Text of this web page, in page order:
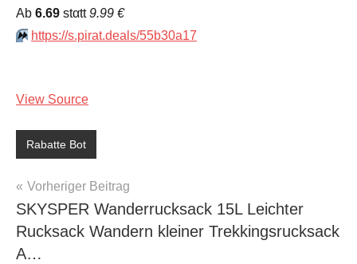
Аb 6.69 stαtt9.99 €
⏩️ https://s.pirat.deals/55b30a17
View Source
Rabatte Bot
Beitragsnavigation
Vorheriger Beitrag
SKYSPER Wanderrucksack 15L Leichter
Rucksack Wandern kleiner Trekkingsrucksack
A…